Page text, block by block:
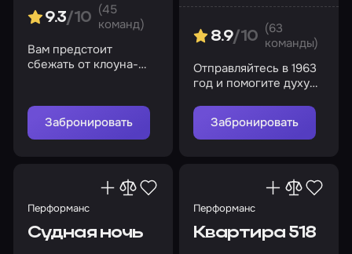
9.3/10
(45
команд)
Вам предстоит
сбежать от клоуна-
распилить вас
Забронировать
8.9/10
(63
команды)
Отправляйтесь в 1963
год и помогите духу
Забронировать
Перформанс
Судная ночь
Перформанс
Квартира 518